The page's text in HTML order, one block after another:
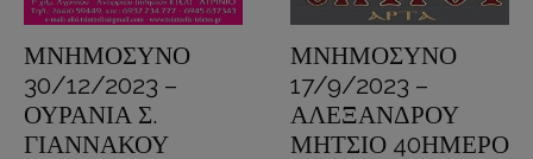
ΜΝΗΜΟΣΥΝΟ
30/12/2023 –
ΟΥΡΑΝΙΑ Σ.
ΓΙΑΝΝΑΚΟΥ
ΜΝΗΜΟΣΥΝΟ
17/9/2023 –
ΑΛΕΞΑΝΔΡΟΥ
ΜΗΤΣΙΟ 40ΗΜΕΡΟ